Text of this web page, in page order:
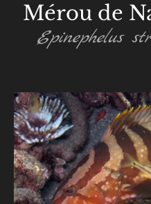
Mérou de
Epinephelus